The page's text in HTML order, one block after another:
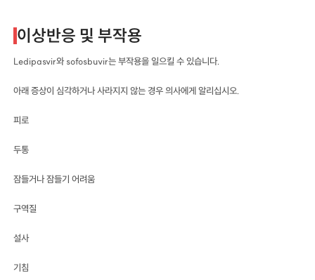
이상반응 및 부작용
Ledipasvir와 sofosbuvir는 부작용을 일으킬 수 있습니다.
아래 증상이 심각하거나 사라지지 않는 경우 의사에게 알리십시오.
피로
두통
잠들거나 잠들기 어려움
구역질
설사
기침